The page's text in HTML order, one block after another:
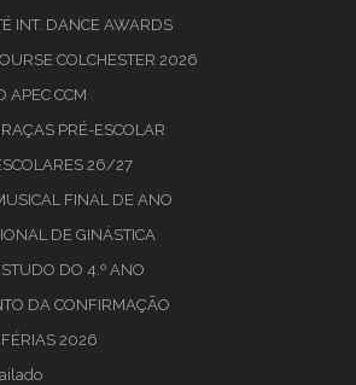
INT. DANCE AWARDS
COLCHESTER 2026
APEC CCM
PRÉ-ESCOLAR
26/27
FINAL DE ANO
DE GINÁSTICA
DO 4.º ANO
DA CONFIRMAÇÃO
2026